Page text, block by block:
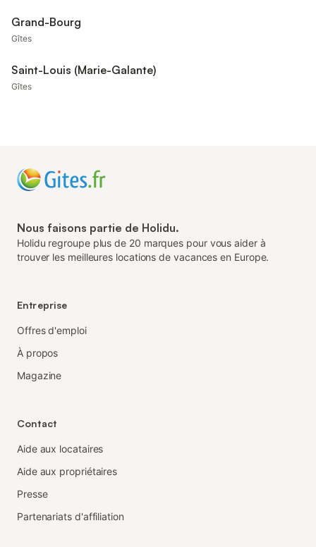
Grand-Bourg
Gîtes
Saint-Louis (Marie-Galante)
Gîtes
Nous faisons partie de Holidu.
Holidu regroupe plus de 20 marques pour vous aider à
trouver les meilleures locations de vacances en Europe.
Entreprise
Offres d'emploi
À propos
Magazine
Contact
Aide aux locataires
Aide aux propriétaires
Presse
Partenariats d'affiliation